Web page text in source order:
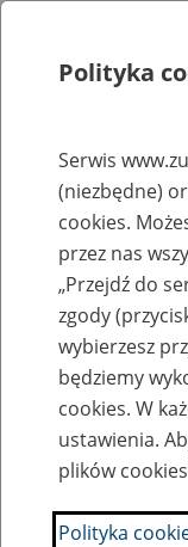
Rejestry, ewidencje i archiwa
Baza
Nazwa zakładu pracy:
SZUKAJ
Polityka
Serwis
(niezbędne)
cookies.
przez nas
„Przejdź do
zgody
wybierzesz
będziemy
cookies. W
ustawienia.
plików
Polityka